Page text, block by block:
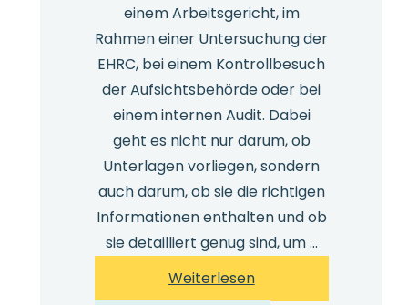
einem Arbeitsgericht, im
Rahmen einer Untersuchung der
EHRC, bei einem Kontrollbesuch
der Aufsichtsbehörde oder bei
einem internen Audit. Dabei
geht es nicht nur darum, ob
Unterlagen vorliegen, sondern
auch darum, ob sie die richtigen
Informationen enthalten und ob
sie detailliert genug sind, um …
Weiterlesen: